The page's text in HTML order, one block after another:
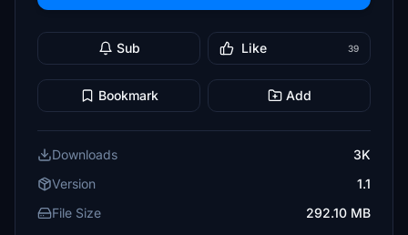
Sub Like 39
Bookmark Add
Downloads
3K
Version
1.1
File Size
292.10 MB